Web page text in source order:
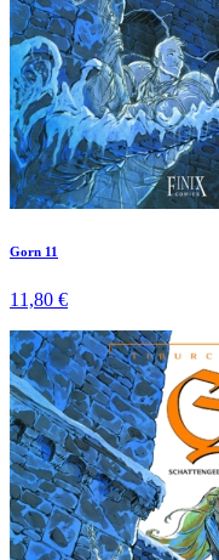
Gorn 11
11,80 €